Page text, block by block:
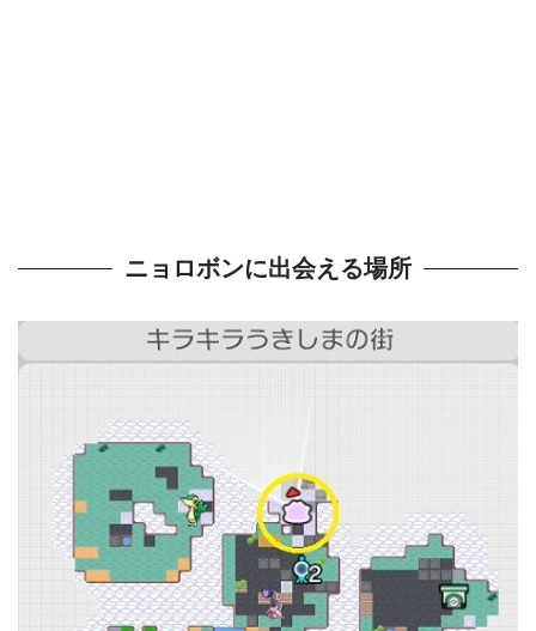
ニョロボンに出会える場所